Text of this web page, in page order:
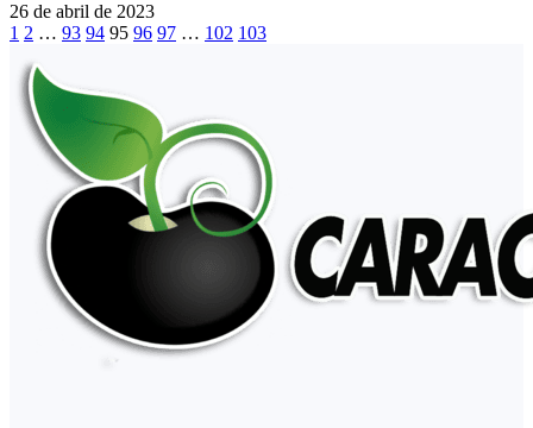
26 de abril de 2023
1 2 … 93 94 95 96 97 … 102 103